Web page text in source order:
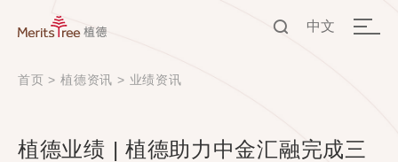
中文
首页 > 植德资讯 > 业绩资讯
植德业绩 | 植德助力中金汇融完成三